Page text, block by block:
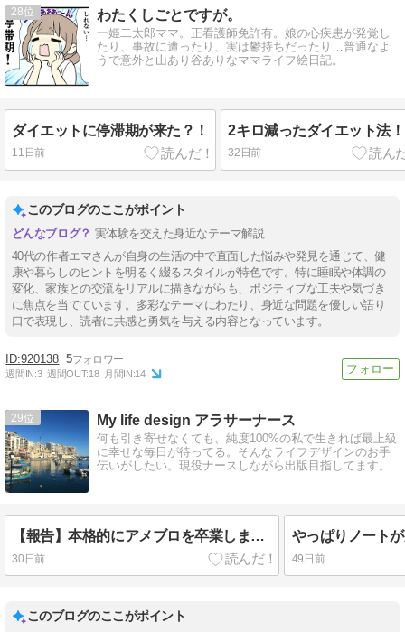
28 わたくしごとですが。
一姫二太郎ママ。正看護師免許有。娘の心疾患が発覚し
たり、事故に遭ったり、実は鬱持ちだったり…普通なよ
うで意外と山あり谷ありなママライフ絵日記。
ダイエットに停滞期が来た？！
11日前
2キロ減ったダイエット法！
32日前
このブログのここがポイント
実体験を交えた身近なテーマ解説
40代の作者エマさんが自身の生活の中で直面した悩みや発見を通じて、健
康や暮らしのヒントを明るく綴るスタイルが特色です。特に睡眠や体調の
変化、家族との交流をリアルに描きながらも、ポジティブな工夫や気づき
に焦点を当てています。多彩なテーマにわたり、身近な問題を優しい語り
口で表現し、読者に共感と勇気を与える内容となっています。
920138 5
週間IN:3 週間OUT:18 月間IN:14
29 My life design アラサーナース
何も引き寄せなくても、純度100%の私で生きれば最上級
に幸せな毎日が待ってる。そんなライフデザインのお手
伝いがしたい。現役ナースしながら出版目指してます。
【報告】本格的にアメブロを卒業します！
30日前 49日前
このブログのここがポイント